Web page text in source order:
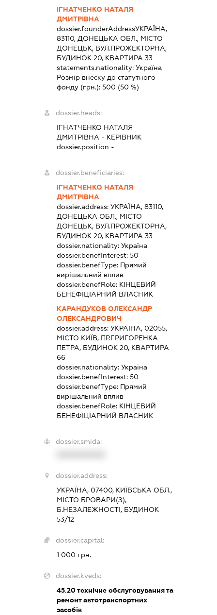
ІГНАТЧЕНКО НАТАЛЯ
ДМИТРІВНА
dossier.founderAddressУКРАЇНА,
83110, ДОНЕЦЬКА ОБЛ., МІСТО
ДОНЕЦЬК, ВУЛ.ПРОЖЕКТОРНА,
БУДИНОК 20, КВАРТИРА 33
statements.nationality: Україна
Розмір внеску до статутного
фонду (грн.): 500 (50 %)
dossier.heads:
ІГНАТЧЕНКО НАТАЛЯ
ДМИТРІВНА - КЕРІВНИК
dossier.position -
dossier.beneficiaries:
ІГНАТЧЕНКО НАТАЛЯ
ДМИТРІВНА
dossier.address: УКРАЇНА, 83110,
ДОНЕЦЬКА ОБЛ., МІСТО
ДОНЕЦЬК, ВУЛ.ПРОЖЕКТОРНА,
БУДИНОК 20, КВАРТИРА 33
dossier.nationality: Україна
dossier.benefInterest: 50
dossier.benefType: Прямий
вирішальний вплив
dossier.benefRole: КІНЦЕВИЙ
БЕНЕФІЦІАРНИЙ ВЛАСНИК
КАРАНДУКОВ ОЛЕКСАНДР
ОЛЕКСАНДРОВИЧ
dossier.address: УКРАЇНА, 02055,
МІСТО КИЇВ, ПР.ГРИГОРЕНКА
ПЕТРА, БУДИНОК 20, КВАРТИРА
66
dossier.nationality: Україна
dossier.benefInterest: 50
dossier.benefType: Прямий
вирішальний вплив
dossier.benefRole: КІНЦЕВИЙ
БЕНЕФІЦІАРНИЙ ВЛАСНИК
dossier.smida:
dossier.address:
УКРАЇНА, 07400, КИЇВСЬКА ОБЛ.,
МІСТО БРОВАРИ(З),
Б.НЕЗАЛЕЖНОСТІ, БУДИНОК
53/12
dossier.capital:
1 000 грн.
dossier.kveds:
45.20технічне обслуговування та
ремонт автотранспортних
засобів